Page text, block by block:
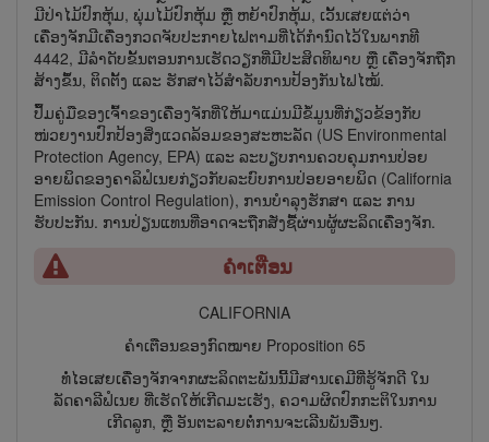
ມີ​ປ່າ​ໄມ້​ປົກ​ຫຸ້ມ, ພຸ່ມ​ໄມ້​ປົກ​ຫຸ້ມ ຫຼື ຫ​ຍ້າ​ປົກ​ຫຸ້ມ, ເວັ້ນເສຍແຕ່ວ່າ
ເຄື່ອງຈັກມີເຄື່ອງກວດຈັບປະກາຍໄຟຕາມທີ່ໄດ້ກຳນົດໄວ້ໃນພາກທີ
4442, ມີ​ລຳ​ດັບ​ຂັ້ນ​ຕອນ​ການ​ເຮັດ​ວຽກ​ທີ່​ມີ​ປະ​ສິດ​ທິ​ພາບ ຫຼື ເຄື່ອງຈັກຖືກ
ສ້າງຂຶ້ນ, ຕິດຕັ້ງ ແລະ ຮັກສາໄວ້​ສຳ​ລັບ​ການປ້ອງກັນໄຟໄໝ້.
ປຶ້ມຄູ່ມືຂອງເຈົ້າຂອງເຄື່ອງຈັກທີ່ໃຫ້ມາແມ່ນມີຂໍ້ມູນທີ່ກ່ຽວຂ້ອງກັບ
ໜ່ວຍ​ງານປົກປ້ອງສິ່ງແວດລ້ອມຂອງສະຫະລັດ (US Environmental
Protection Agency, EPA) ແລະ ລະບຽບການຄວບຄຸມການປ່ອຍ
ອາຍພິດ​ຂອງຄາລິຟໍເນຍກ່ຽວ​ກັບລະບົບການປ່ອຍອາຍພິດ (California
Emission Control Regulation), ການບຳລຸງຮັກສາ ແລະ ການ
ຮັບປະກັນ. ການປ່ຽນແທນທີ່ອາດຈະຖືກສັ່ງຊື້ຜ່ານຜູ້ຜະລິດເຄື່ອງຈັກ.
ຄຳເຕືອນ
CALIFORNIA
ຄຳເຕືອນຂອງກົດໝາຍ Proposition 65
ທໍ່ໄອເສຍເຄື່ອງຈັກຈາກຜະລິດຕະພັນນີ້ມີສານເຄມີທີ່ຮູ້ຈັກດີ ໃນ
ລັດຄາລີຟໍເນຍ ທີ່ເຮັດໃຫ້ເກີດມະເຮັງ, ຄວາມຜິດປົກກະຕິໃນການ
ເກີດລູກ, ຫຼື ອັນຕະລາຍຕໍ່ການຈະເລີນພັນອື່ນໆ.